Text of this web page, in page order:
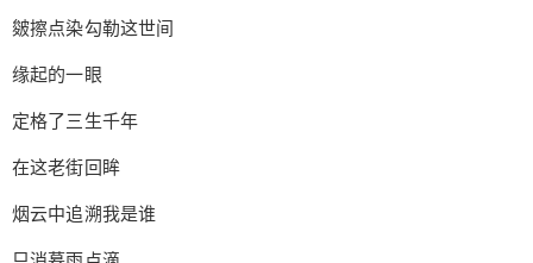
皴擦点染勾勒这世间
缘起的一眼
定格了三生千年
在这老街回眸
烟云中追溯我是谁